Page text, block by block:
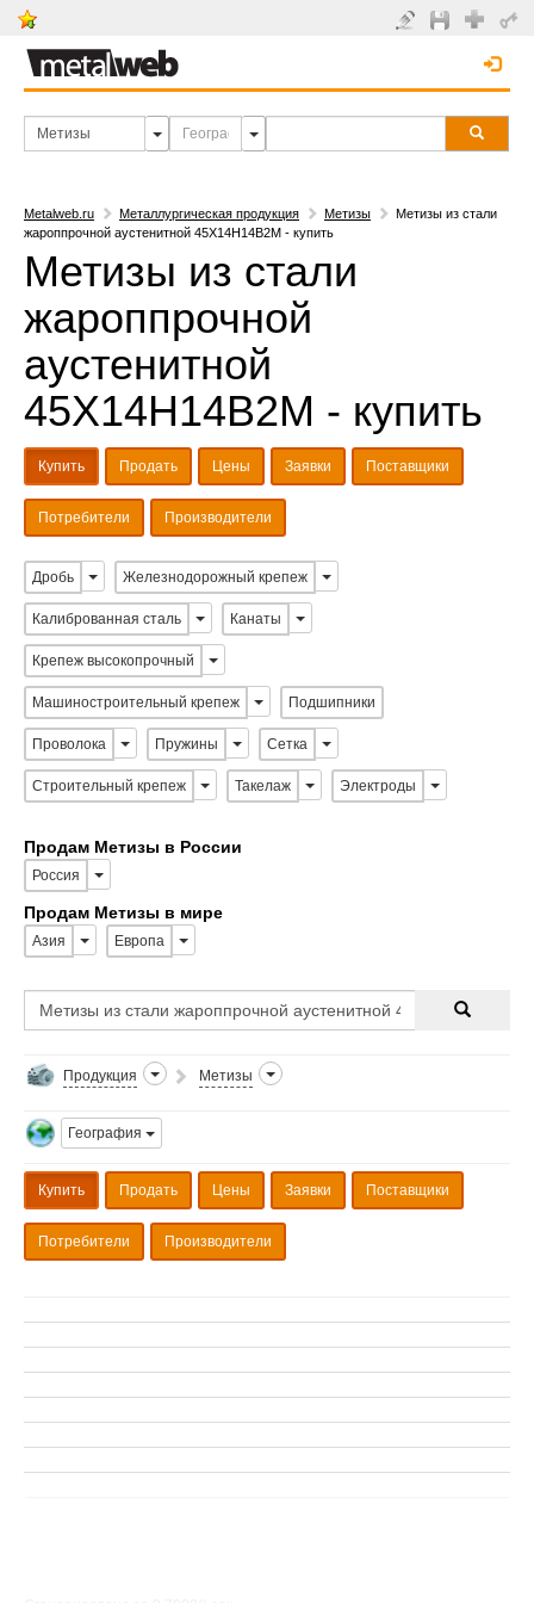
Metalweb.ru Металлургическая продукция Метизы
Метизы из стали
жароппрочной аустенитной 45Х14Н14В2М - купить
Метизы из стали
жароппрочной
аустенитной
45Х14Н14В2М - купить
Купить Продать Цены Заявки Поставщики
Потребители Производители
Дробь Железнодорожный крепеж
Калиброванная сталь Канаты
Крепеж высокопрочный
Машиностроительный крепеж Подшипники
Проволока Пружины Сетка
Строительный крепеж Такелаж Электроды
Продам Метизы в России
Россия
Продам Метизы в мире
Азия Европа
Продукция Метизы
География
Купить Продать Цены Заявки Поставщики
Потребители Производители